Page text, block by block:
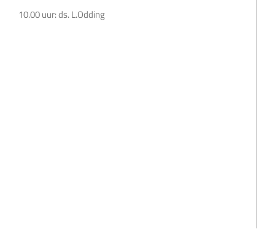
10.00 uur: ds. L.Odding